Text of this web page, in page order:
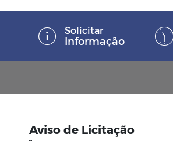
Solicitar
Informação
Aviso de Licitação